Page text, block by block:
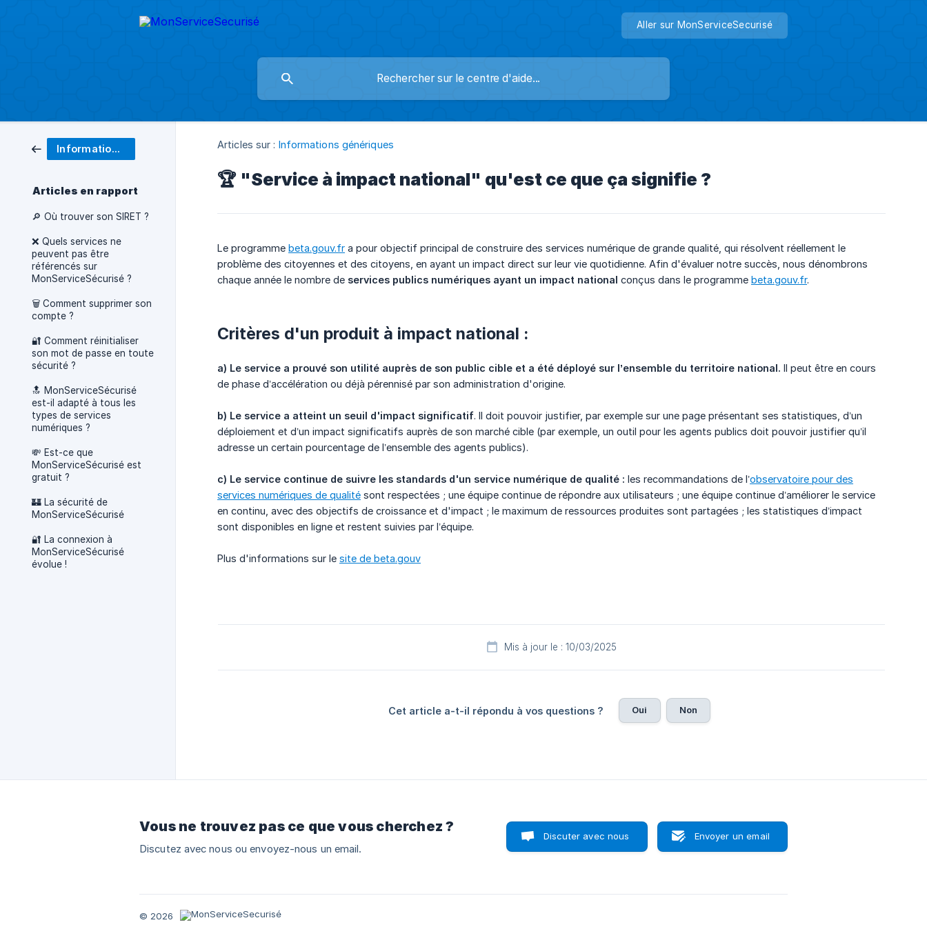
Aller sur MonServiceSecurisé
Informations génériques
Articles en rapport
🔎 Où trouver son SIRET ?
❌ Quels services ne
peuvent pas être
référencés sur
MonServiceSécurisé ?
🗑️ Comment supprimer son
compte ?
🔐 Comment réinitialiser
son mot de passe en toute
sécurité ?
🔝 MonServiceSécurisé
est-il adapté à tous les
types de services
numériques ?
💸 Est-ce que
MonServiceSécurisé est
gratuit ?
🏰 La sécurité de
MonServiceSécurisé
🔐 La connexion à
MonServiceSécurisé
évolue !
Articles sur : Informations génériques
🏆 "Service à impact national" qu'est ce que ça signifie ?
Le programme beta.gouv.fr a pour objectif principal de construire des services numérique de grande qualité, qui résolvent réellement le
problème des citoyennes et des citoyens, en ayant un impact direct sur leur vie quotidienne. Afin d'évaluer notre succès, nous dénombrons
chaque année le nombre de services publics numériques ayant un impact national conçus dans le programme beta.gouv.fr.
Critères d'un produit à impact national :
a) Le service a prouvé son utilité auprès de son public cible et a été déployé sur l’ensemble du territoire national. Il peut être en cours
de phase d’accélération ou déjà pérennisé par son administration d'origine.
b) Le service a atteint un seuil d'impact significatif. Il doit pouvoir justifier, par exemple sur une page présentant ses statistiques, d’un
déploiement et d’un impact significatifs auprès de son marché cible (par exemple, un outil pour les agents publics doit pouvoir justifier qu’il
adresse un certain pourcentage de l’ensemble des agents publics).
c) Le service continue de suivre les standards d'un service numérique de qualité : les recommandations de l’observatoire pour des
services numériques de qualité sont respectées ; une équipe continue de répondre aux utilisateurs ; une équipe continue d’améliorer le service
en continu, avec des objectifs de croissance et d'impact ; le maximum de ressources produites sont partagées ; les statistiques d’impact
sont disponibles en ligne et restent suivies par l’équipe.
Plus d'informations sur le site de beta.gouv
Mis à jour le : 10/03/2025
Cet article a-t-il répondu à vos questions ? Oui Non
Vous ne trouvez pas ce que vous cherchez ?
Discutez avec nous ou envoyez-nous un email.
Discuter avec nous Envoyer un email
© 2026